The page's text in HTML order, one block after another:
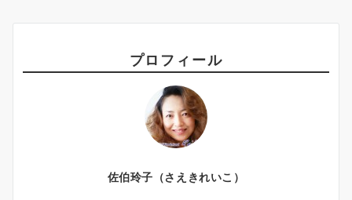
プロフィール
佐伯玲子（さえきれいこ）